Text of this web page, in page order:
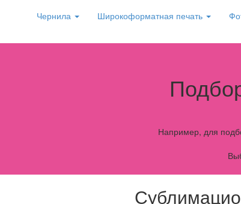
Чернила Широкоформатная печать
Например, для